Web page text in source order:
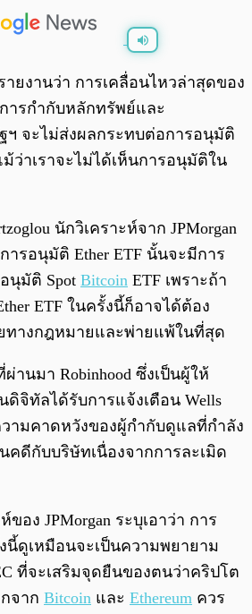
0:00 /
ายงานว่า การเคลื่อนไหวล่าสุดของ
ารกำกับหลักทรัพย์และ
จะไม่ส่งผลกระทบต่อการอนุมัติ
ม้ว่าเราจะไม่ได้เห็นการอนุมัติใน
นักวิเคราะห์จาก JPMorgan
ารอนุมัติ Ether ETF นั้นจะมีการ
นุมัติ Spot Bitcoin ETF เพราะถ้า
ETF ในครั้งนี้ก็อาจได้ต้อง
ทางกฎหมายและพ่ายแพ้ในที่สุด
านมา Robinhood ซึ่งเป็นผู้ให้
ดิจิทัลได้รับการแจ้งเตือน Wells
วามคาดหวังของผู้กำกับดูแลที่กำลัง
คดีกับบริษัทเนื่องจากการละเมิด
อง JPMorgan ระบุเอาว่า การ
นี้ดูเหมือนจะเป็นความพยายาม
ที่จะเสริมจุดยืนของตนว่าคริปโต
จาก Bitcoin และ Ethereum ควร